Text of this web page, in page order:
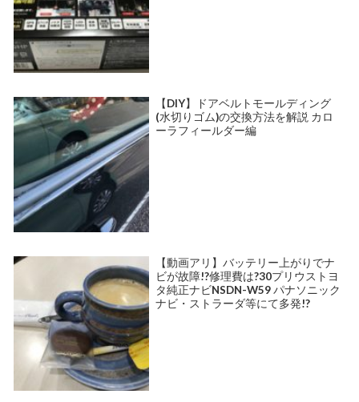
【DIY】ドアベルトモールディング
(水切りゴム)の交換方法を解説 カロ
ーラフィールダー編
【動画アリ】バッテリー上がりでナ
ビが故障!?修理費は?30プリウストヨ
タ純正ナビNSDN-W59 パナソニック
ナビ・ストラーダ等にて多発!?